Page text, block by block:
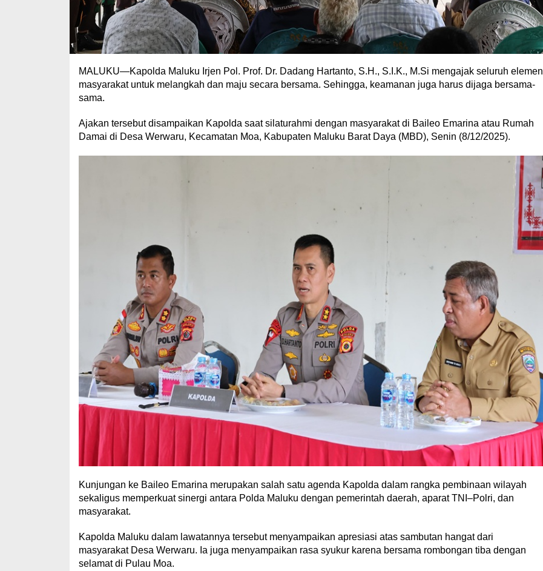
MALUKU—Kapolda Maluku Irjen Pol. Prof. Dr. Dadang Hartanto, S.H., S.I.K., M.Si mengajak seluruh elemen
masyarakat untuk melangkah dan maju secara bersama. Sehingga, keamanan juga harus dijaga bersama-
sama.
Ajakan tersebut disampaikan Kapolda saat silaturahmi dengan masyarakat di Baileo Emarina atau Rumah
Damai di Desa Werwaru, Kecamatan Moa, Kabupaten Maluku Barat Daya (MBD), Senin (8/12/2025).
Kunjungan ke Baileo Emarina merupakan salah satu agenda Kapolda dalam rangka pembinaan wilayah
sekaligus memperkuat sinergi antara Polda Maluku dengan pemerintah daerah, aparat TNI–Polri, dan
masyarakat.
Kapolda Maluku dalam lawatannya tersebut menyampaikan apresiasi atas sambutan hangat dari
masyarakat Desa Werwaru. Ia juga menyampaikan rasa syukur karena bersama rombongan tiba dengan
selamat di Pulau Moa.